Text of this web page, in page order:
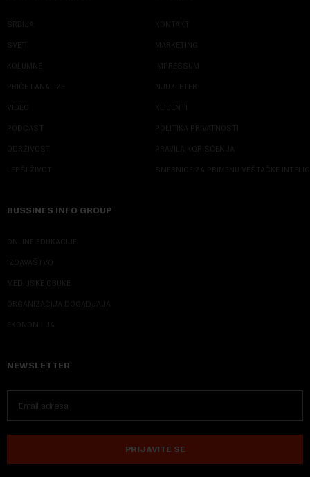
SRBIJA
SVET
KOLUMNE
PRIČE I ANALIZE
VIDEO
PODCAST
ODRŽIVOST
LEPŠI ŽIVOT
KONTAKT
MARKETING
IMPRESSUM
NJUZLETER
KLIJENTI
POLITIKA PRIVATNOSTI
PRAVILA KORIŠĆENJA
SMERNICE ZA PRIMENU VEŠTAČKE
BUSSINES INFO GROUP
ONLINE EDUKACIJE
IZDAVAŠTVO
MEDIJSKE OBUKE
ORGANIZACIJA DOGADJAJA
EKONOM I JA
NEWSLETTER
PRIJAVITE SE